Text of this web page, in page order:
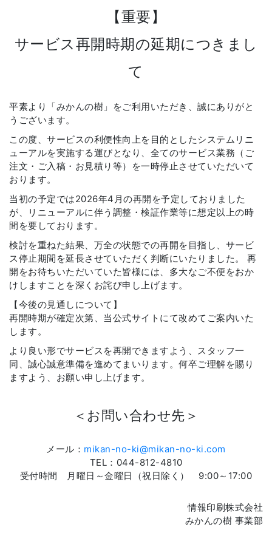
【重要】
サービス再開時期の延期につきまし
て
平素より「みかんの樹」をご利用いただき、誠にありがと
うございます。
この度、サービスの利便性向上を目的としたシステムリニ
ューアルを実施する運びとなり、全てのサービス業務（ご
注文・ご入稿・お見積り等）を一時停止させていただいて
おります。
当初の予定では2026年4月の再開を予定しておりました
が、リニューアルに伴う調整・検証作業等に想定以上の時
間を要しております。
検討を重ねた結果、万全の状態での再開を目指し、サービ
ス停止期間を延長させていただく判断にいたりました。 再
開をお待ちいただいていた皆様には、多大なご不便をおか
けしますことを深くお詫び申し上げます。
【今後の見通しについて】
再開時期が確定次第、当公式サイトにて改めてご案内いた
します。
より良い形でサービスを再開できますよう、スタッフ一
同、誠心誠意準備を進めてまいります。何卒ご理解を賜り
ますよう、お願い申し上げます。
＜お問い合わせ先＞
メール： mikan-no-ki@mikan-no-ki.com
TEL：044-812-4810
受付時間 月曜日～金曜日（祝日除く） 9:00～17:00
情報印刷株式会社
みかんの樹 事業部